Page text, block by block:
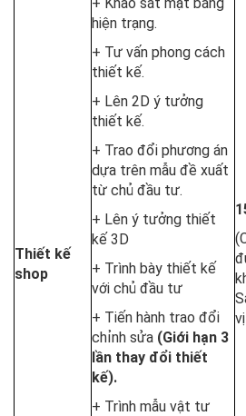
Thiết kế
shop
hiện trạng.
+ Tư vấn phong cách
thiết kế.
+ Lên 2D ý tưởng
thiết kế.
+ Trao đổi phương án
dựa trên mẫu đề xuất
từ chủ đầu tư.
+ Lên ý tưởng thiết
kế 3D
+ Trình bày thiết kế
với chủ đầu tư
+ Tiến hành trao đổi
chỉnh sửa (Giới hạn 3
lần thay đổi thiết
kế).
+ Trình mẫu vật tư